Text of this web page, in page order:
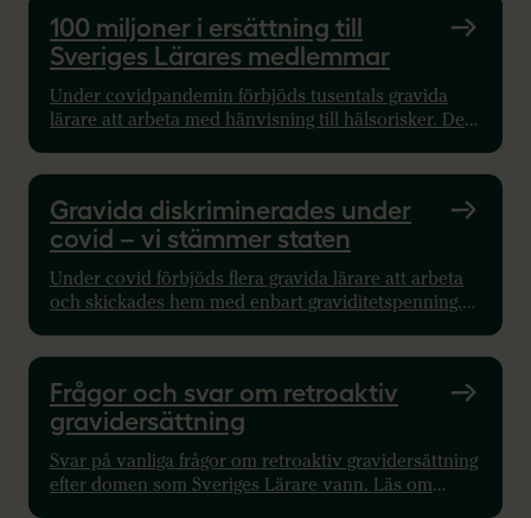
100 miljoner i ersättning till
Sveriges Lärares medlemmar
Under covidpandemin förbjöds tusentals gravida
lärare att arbeta med hänvisning till hälsorisker. De
för låg ersättning och de har utsatts för
diskriminering.
Gravida diskriminerades under
covid – vi stämmer staten
Under covid förbjöds flera gravida lärare att arbeta
och skickades hem med enbart graviditetspenning.
Frågor och svar om retroaktiv
gravidersättning
Svar på vanliga frågor om retroaktiv gravidersättning
efter domen som Sveriges Lärare vann. Läs om